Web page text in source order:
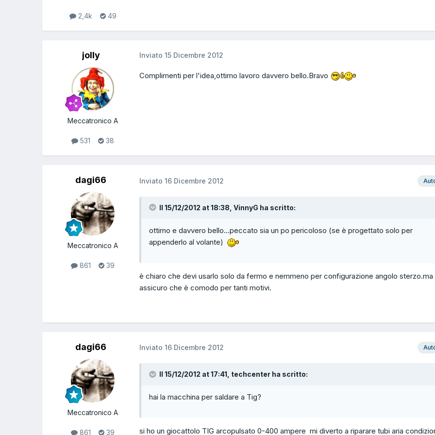
2,4k 49
jolly
Meccatronico A
531 38
Inviato 15 Dicembre 2012
Complimenti per l'idea,ottimo lavoro davvero bello.Bravo
dagi66
Meccatronico A
861 39
Inviato 16 Dicembre 2012
Il 15/12/2012 at 18:38, VinnyG ha scritto:
ottimo e davvero bello...peccato sia un po pericoloso (se è progettato solo per
appenderlo al volante)
è chiaro che devi usarlo solo da fermo e nemmeno per configurazione angolo sterzo.ma
assicuro che è comodo per tanti motivi.
dagi66
Meccatronico A
861 39
Inviato 16 Dicembre 2012
Il 15/12/2012 at 17:41, techcenter ha scritto:
hai la macchina per saldare a Tig?
si ho un giocattolo TIG arcopulsato 0-400 ampere mi diverto a riparare tubi aria